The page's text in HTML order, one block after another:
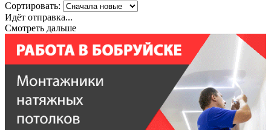
Сортировать:
Идёт отправка...
Смотреть дальше